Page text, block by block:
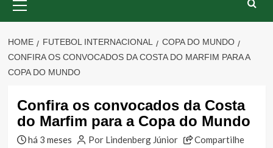
Menu
HOME FUTEBOL INTERNACIONAL
COPA DO MUNDO
CONFIRA OS CONVOCADOS DA COSTA DO MARFIM PARA A
COPA DO MUNDO
Confira os convocados da Costa
do Marfim para a Copa do Mundo
há 3 meses Por Lindenberg Júnior
Compartilhe